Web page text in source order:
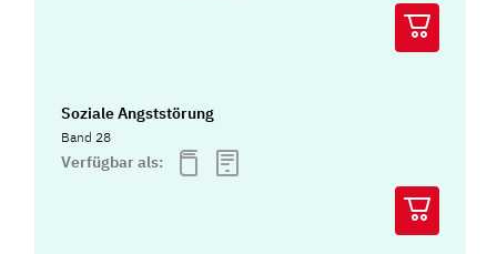
Soziale Angststörung
Band 28
Verfügbar als: